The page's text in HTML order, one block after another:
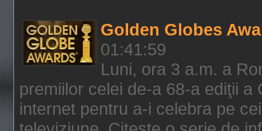
Golden Globes
01:41:59
Luni, ora 3 a.m. a
premiilor celei de-a 68-a ediţii
internet pentru a-i celebra pe